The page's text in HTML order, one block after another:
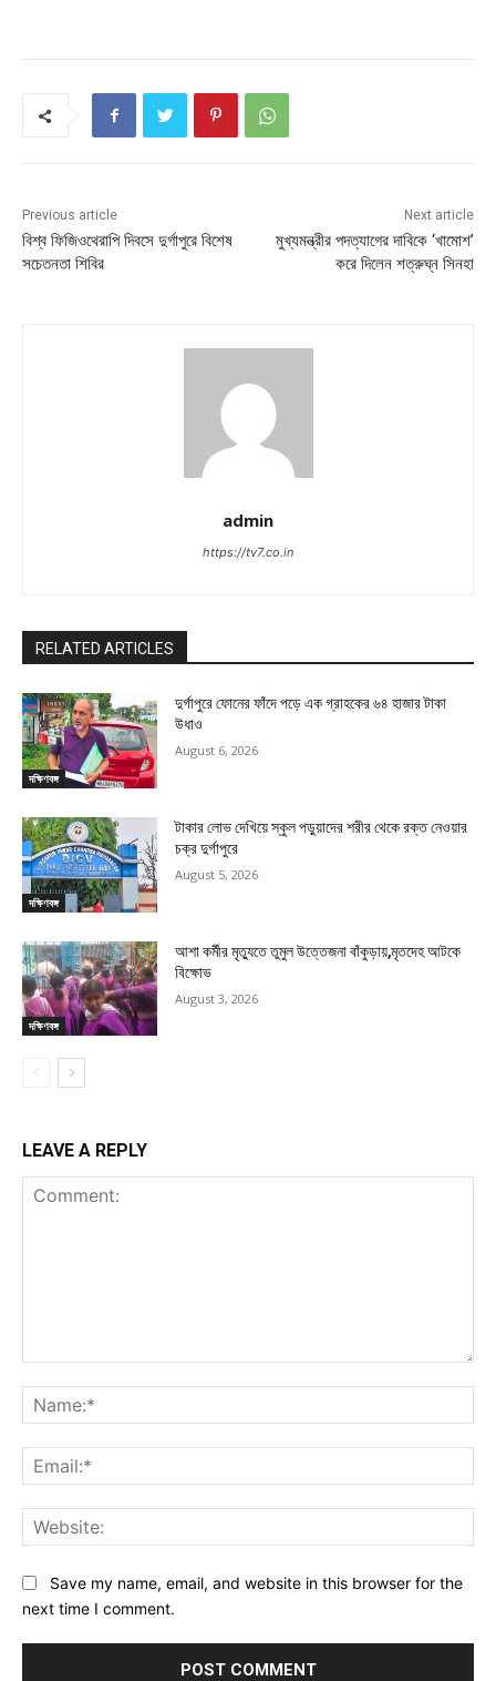
Previous article
বিশ্ব ফিজিওথেরাপি দিবসে দুর্গাপুরে বিশেষ
সচেতনতা শিবির
Next article
মুখ্যমন্ত্রীর পদত্যাগের দাবিকে ‘খামোশ’
করে দিলেন শত্রুঘ্ন সিনহা
admin
https://tv7.co.in
RELATED ARTICLES
দক্ষিণবঙ্গ
দুর্গাপুরে ফোনের ফাঁদে পড়ে এক গ্রাহকের ৬৪ হাজার টাকা
উধাও
August 6, 2026
দক্ষিণবঙ্গ
টাকার লোভ দেখিয়ে স্কুল পড়ুয়াদের শরীর থেকে রক্ত নেওয়ার
চক্র দুর্গাপুরে
August 5, 2026
দক্ষিণবঙ্গ
আশা কর্মীর মৃত্যুতে তুমুল উত্তেজনা বাঁকুড়ায়,মৃতদেহ আটকে
বিক্ষোভ
August 3, 2026
LEAVE A REPLY
Save my name, email, and website in this browser for the
next time I comment.